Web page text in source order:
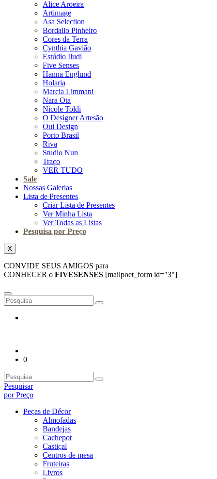
Alice Aroeira
Artimage
Asa Selection
Bordallo Pinheiro
Cores da Terra
Cynthia Gavião
Estúdio Iludi
Five Senses
Hanna Englund
Holaria
Marcia Limmani
Nara Ota
Nicole Toldi
O Designer Artesão
Oui Design
Porto Brasil
Riva
Studio Nun
Traço
VER TUDO
Sale
Nossas Galerias
Lista de Presentes
Criar Lista de Presentes
Ver Minha Lista
Ver Todas as Listas
Pesquisa por Preço
X
CONVIDE SEUS AMIGOS para
CONHECER o FIVESENSES [mailpoet_form id="3"]
0
Pesquisar
por Preço
Peças de Décor
Almofadas
Bandejas
Cachepot
Castiçal
Centros de mesa
Fruteiras
Livros